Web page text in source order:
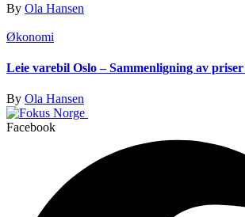
By Ola Hansen
Økonomi
Leie varebil Oslo – Sammenligning av
By Ola Hansen
Facebook